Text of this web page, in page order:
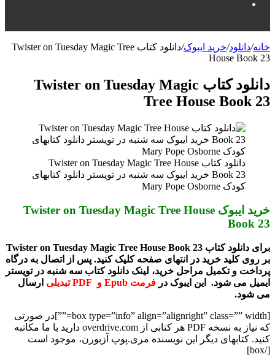
برای
خانه/دانلود/خرید ایبوک/
دانلود کتاب Twister on Tuesday Magic Tree
House Book 23
دانلود کتاب Twister on Tuesday Magic
Tree House Book 23
دانلود کتاب Twister on Tuesday Magic Tree House
Book 23 خرید ایبوک سه شنبه در تویستر دانلود کتابهای
کودک Mary Pope Osborne
خرید ایبوک Twister on Tuesday Magic Tree House
Book 23
برای دانلود کتاب Twister on Tuesday Magic Tree House Book 23
بر روی کلید خرید در انتهای صفحه کلیک کنید. پس از اتصال به درگاه
پرداخت و تکمیل مراحل خرید، لینک دانلود کتاب سه شنبه در تویستر
ایمیل می شود. این ایبوک در فرمت Epub و PDF تبدیلی
ارسال
می شود.
[box type=”info” align=”alignright” class=”” width=””]در صورتی
که نیاز به نسخه PDF هر کتابی از overdrive.com دارید با ما مکاتبه
کنید. کتابهای دیگر این نویسنده مریپوپ آزبورن، موجود است.
[/box]